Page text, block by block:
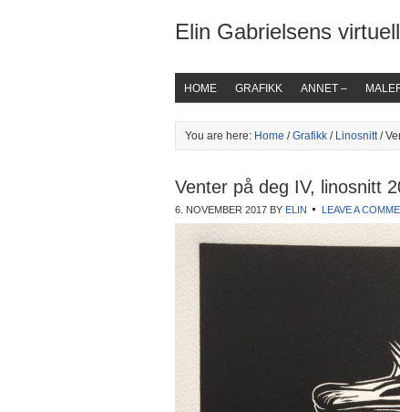
Elin Gabrielsens
HOME GRAFIKK ANNET –
You are here: Home /Grafikk / Linosnitt/
Venter på deg IV, linosnitt
6. NOVEMBER 2017 BY ELIN LEAVE A